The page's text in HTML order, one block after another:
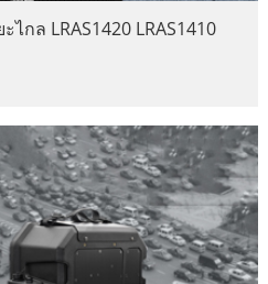
กล LRAS1420 LRAS1410